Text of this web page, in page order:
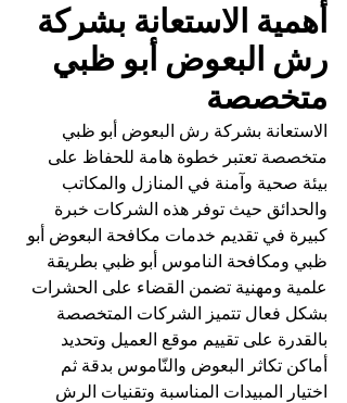
أهمية الاستعانة بشركة
رش البعوض أبو ظبي
متخصصة
الاستعانة بشركة رش البعوض أبو ظبي
متخصصة تعتبر خطوة هامة للحفاظ على
بيئة صحية وآمنة في المنازل والمكاتب
والحدائق حيث توفر هذه الشركات خبرة
كبيرة في تقديم خدمات مكافحة البعوض أبو
ظبي ومكافحة الناموس أبو ظبي بطريقة
علمية ومهنية تضمن القضاء على الحشرات
بشكل فعال تتميز الشركات المتخصصة
بالقدرة على تقييم موقع العميل وتحديد
أماكن تكاثر البعوض والنّاموس بدقة ثم
اختيار المبيدات المناسبة وتقنيات الرش